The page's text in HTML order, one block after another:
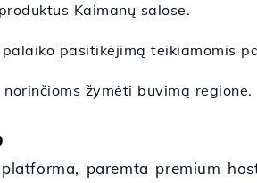
Kaimanų salose.
pasitikėjimą teikiamomis
žymėti buvimą regione.
paremta premium